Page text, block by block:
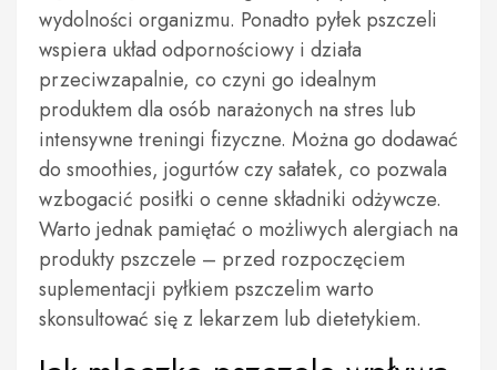
wydolności organizmu. Ponadto pyłek pszczeli
wspiera układ odpornościowy i działa
przeciwzapalnie, co czyni go idealnym
produktem dla osób narażonych na stres lub
intensywne treningi fizyczne. Można go dodawać
do smoothies, jogurtów czy sałatek, co pozwala
wzbogacić posiłki o cenne składniki odżywcze.
Warto jednak pamiętać o możliwych alergiach na
produkty pszczele – przed rozpoczęciem
suplementacji pyłkiem pszczelim warto
skonsultować się z lekarzem lub dietetykiem.